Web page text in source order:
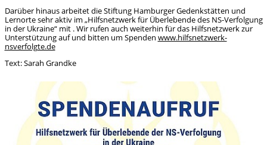
Darüber hinaus arbeitet die Stiftung Hamburger Gedenkstätten und
Lernorte sehr aktiv im „Hilfsnetzwerk für Überlebende des NS-Verfolgung
in der Ukraine“ mit . Wir rufen auch weiterhin für das Hilfsnetzwerk zur
Unterstützung auf und bitten um Spenden www.hilfsnetzwerk-
nsverfolgte.de
Text: Sarah Grandke